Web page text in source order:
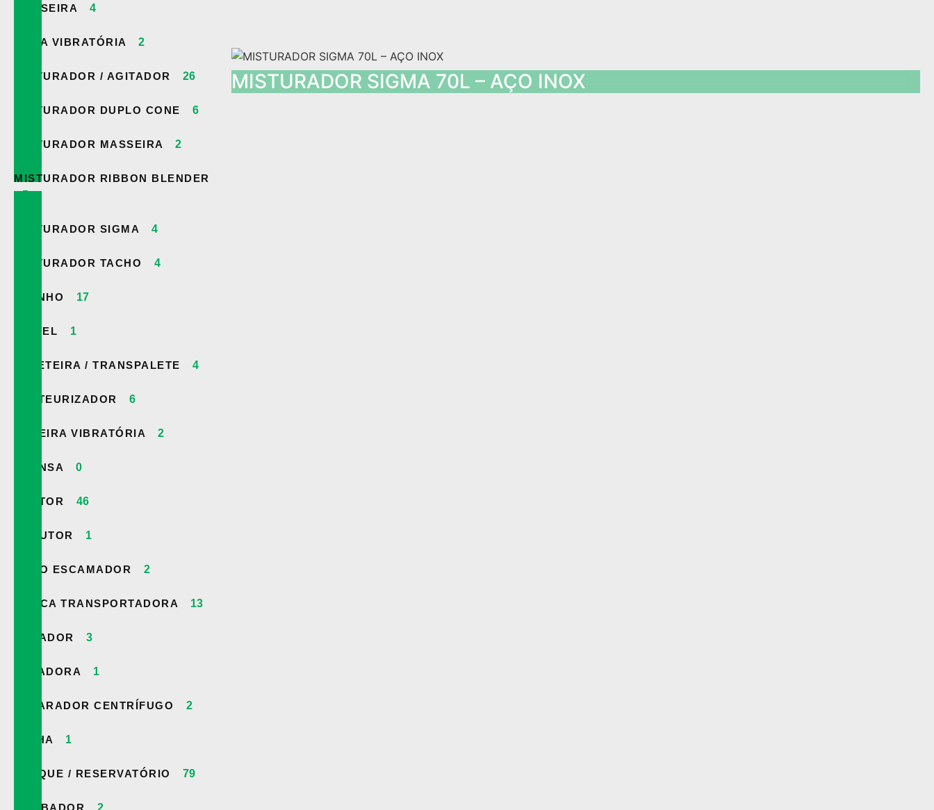
MASSEIRA 4
MESA VIBRATÓRIA 2
MISTURADOR / AGITADOR 26
MISTURADOR DUPLO CONE 6
MISTURADOR MASSEIRA 2
MISTURADOR RIBBON BLENDER
5
MISTURADOR SIGMA 4
MISTURADOR TACHO 4
MOINHO 17
PAINEL 1
PALETEIRA / TRANSPALETE 4
PASTEURIZADOR 6
PENEIRA VIBRATÓRIA 2
PRENSA 0
REATOR 46
REDUTOR 1
ROLO ESCAMADOR 2
ROSCA TRANSPORTADORA 13
SECADOR 3
SELADORA 1
SEPARADOR CENTRÍFUGO 2
TALHA 1
TANQUE / RESERVATÓRIO 79
TOMBADOR 2
MISTURADOR SIGMA 70L – AÇO INOX